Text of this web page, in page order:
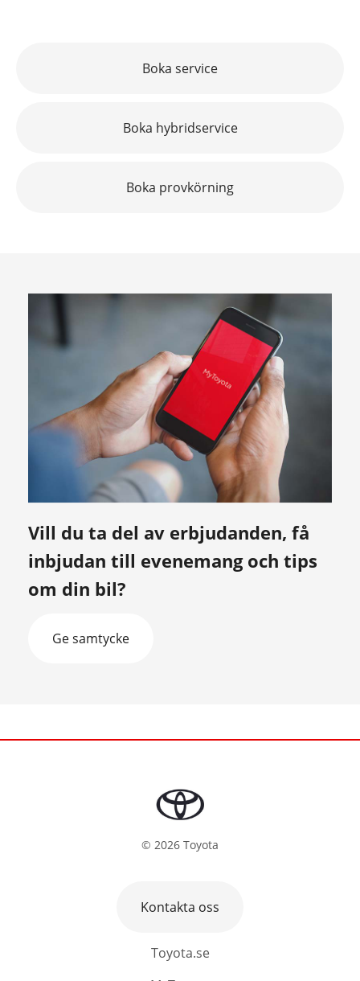
Boka service
Boka hybridservice
Boka provkörning
Vill du ta del av erbjudanden, få
inbjudan till evenemang och tips
om din bil?
Ge samtycke
© 2026 Toyota
Toyota.se
Kontakta oss